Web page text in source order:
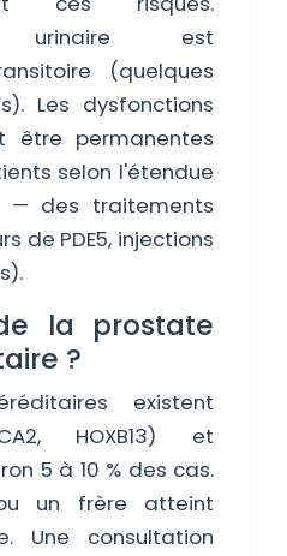
urinaire est
(quelques
Les dysfonctions
être permanentes
selon l'étendue
— des traitements
de PDE5, injections
la prostate
?
existent
HOXB13) et
5 à 10 % des cas.
un frère atteint
Une consultation